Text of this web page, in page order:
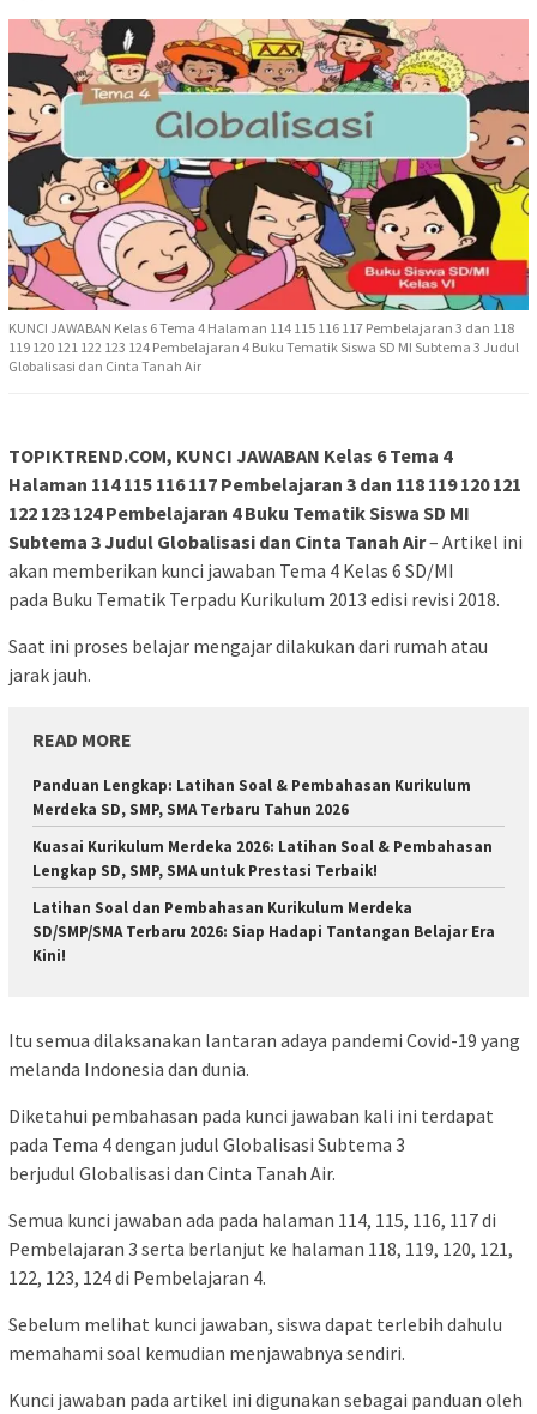
KUNCI JAWABAN Kelas 6 Tema 4 Halaman 114 115 116 117 Pembelajaran 3 dan 118
119 120 121 122 123 124 Pembelajaran 4 Buku Tematik Siswa SD MI Subtema 3 Judul
Globalisasi dan Cinta Tanah Air
TOPIKTREND.COM, KUNCI JAWABAN Kelas 6 Tema 4
Halaman 114 115 116 117 Pembelajaran 3 dan 118 119 120 121
122 123 124 Pembelajaran 4 Buku Tematik Siswa SD MI
Subtema 3 Judul Globalisasi dan Cinta Tanah Air– Artikel ini
akan memberikan kunci jawaban Tema 4 Kelas 6 SD/MI
pada Buku Tematik Terpadu Kurikulum 2013 edisi revisi 2018.
Saat ini proses belajar mengajar dilakukan dari rumah atau
jarak jauh.
READ MORE
Panduan Lengkap: Latihan Soal & Pembahasan Kurikulum
Merdeka SD, SMP, SMA Terbaru Tahun 2026
Kuasai Kurikulum Merdeka 2026: Latihan Soal & Pembahasan
Lengkap SD, SMP, SMA untuk Prestasi Terbaik!
Latihan Soal dan Pembahasan Kurikulum Merdeka
SD/SMP/SMA Terbaru 2026: Siap Hadapi Tantangan Belajar Era
Kini!
Itu semua dilaksanakan lantaran adaya pandemi Covid-19 yang
melanda Indonesia dan dunia.
Diketahui pembahasan pada kunci jawaban kali ini terdapat
pada Tema 4 dengan judul Globalisasi Subtema 3
berjudul Globalisasi dan Cinta Tanah Air.
Semua kunci jawaban ada pada halaman 114, 115, 116, 117 di
Pembelajaran 3 serta berlanjut ke halaman 118, 119, 120, 121,
122, 123, 124 di Pembelajaran 4.
Sebelum melihat kunci jawaban, siswa dapat terlebih dahulu
memahami soal kemudian menjawabnya sendiri.
Kunci jawaban pada artikel ini digunakan sebagai panduan oleh